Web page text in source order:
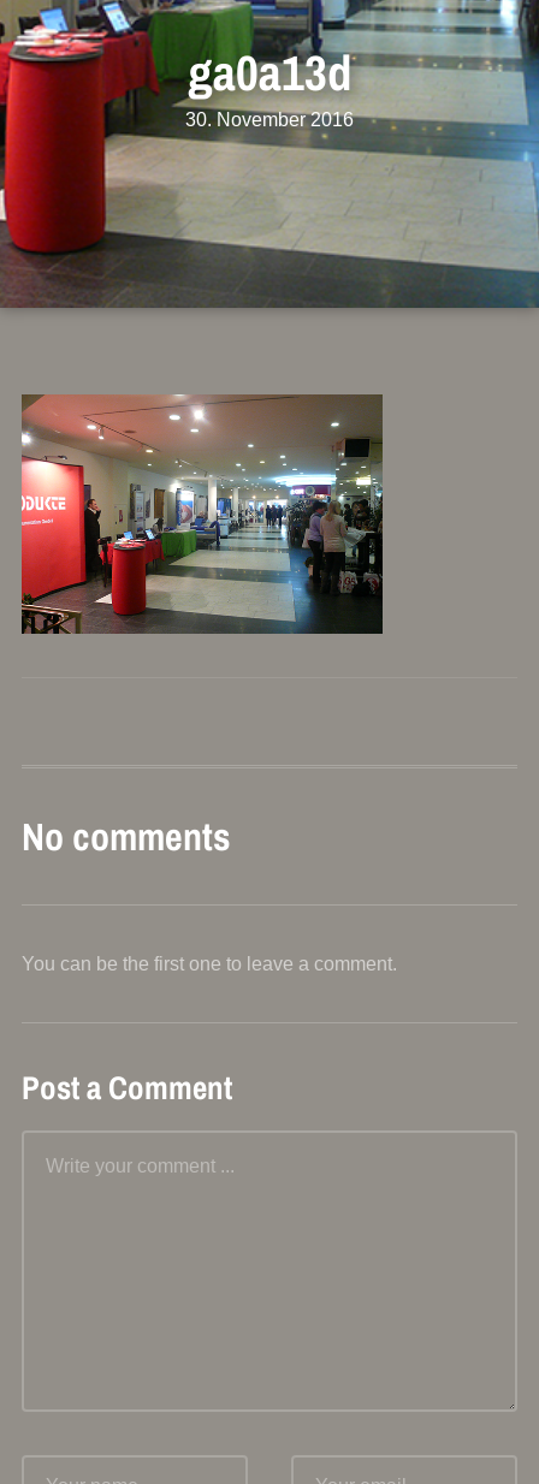
ga0a13d
30. November 2016
No comments
You can be the first one to leave a comment.
Post a Comment